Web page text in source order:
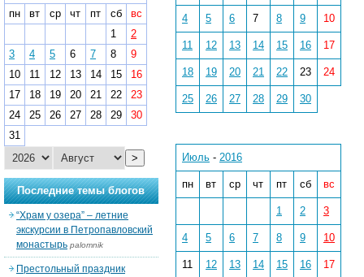
4 5 6 7 8 9 10
11 12 13 14 15 16 17
18 19 20 21 22 23 24
25 26 27 28 29 30
Июль - 2016
пн вт ср чт пт сб вс
1 2 3
4 5 6 7 8 9 10
11 12 13 14 15 16 17
пн
вт ср чт пт сб
вс
1
2
3
4 5 6 7 8
9
10
11 12 13 14 15
16
17
18 19 20 21 22
23
24
25 26 27 28 29
30
31
>
Последние темы блогов
“Храм у озера” – летние
экскурсии в Петропавловский
монастырь palomnik
Престольный праздник